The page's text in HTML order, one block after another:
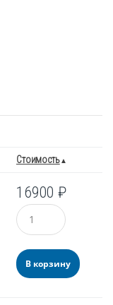
Стоимость
16900₽
Количество
В корзину